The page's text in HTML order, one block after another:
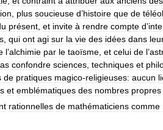
plus soucieuse d’histoire que de
présent et invite à rendre compte d’
qui ont agi sur la vie des idées dans
l’alchimie par le taoïsme et celui de l’
confondre sciences techniques et
de pratiques magico-religieuses: aucun
et emblématiques des nombres propres
rationnelles de mathématiciens comme